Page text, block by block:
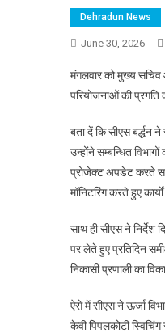
Dehradun News
June 30, 2026
मंगलवार को मुख्य सचिव
परियोजनाओं की प्रगति
बता दें कि सीएस बर्द्धन
उन्होंने सम्बन्धित
प्रोजेक्ट अपडेट करते
मॉनिटरिंग करते हुए
साथ ही सीएस ने निर्देश
पर लेते हुए प्रतिदिन
निकासी प्रणाली का
ऐसे में सीएस ने ऊर्जा
केवी पिपलकोटी